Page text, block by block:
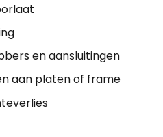
en aansluitingen
aan platen of frame